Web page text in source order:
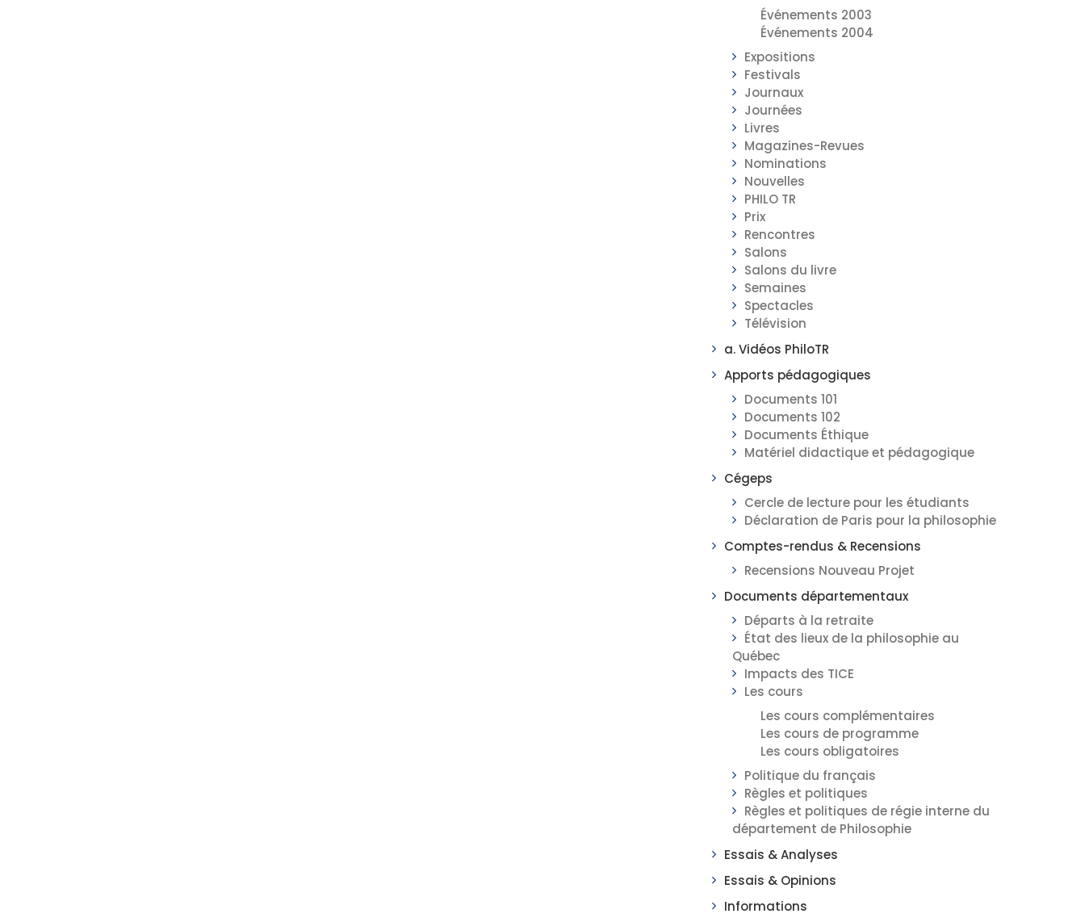
Événements 2003
Événements 2004
Expositions
Festivals
Journaux
Journées
Livres
Magazines-Revues
Nominations
Nouvelles
PHILO TR
Prix
Rencontres
Salons
Salons du livre
Semaines
Spectacles
Télévision
a. Vidéos PhiloTR
Apports pédagogiques
Documents 101
Documents 102
Documents Éthique
Matériel didactique et pédagogique
Cégeps
Cercle de lecture pour les étudiants
Déclaration de Paris pour la philosophie
Comptes-rendus & Recensions
Recensions Nouveau Projet
Documents départementaux
Départs à la retraite
État des lieux de la philosophie au
Québec
Impacts des TICE
Les cours
Les cours complémentaires
Les cours de programme
Les cours obligatoires
Politique du français
Règles et politiques
Règles et politiques de régie interne du
département de Philosophie
Essais & Analyses
Essais & Opinions
Informations